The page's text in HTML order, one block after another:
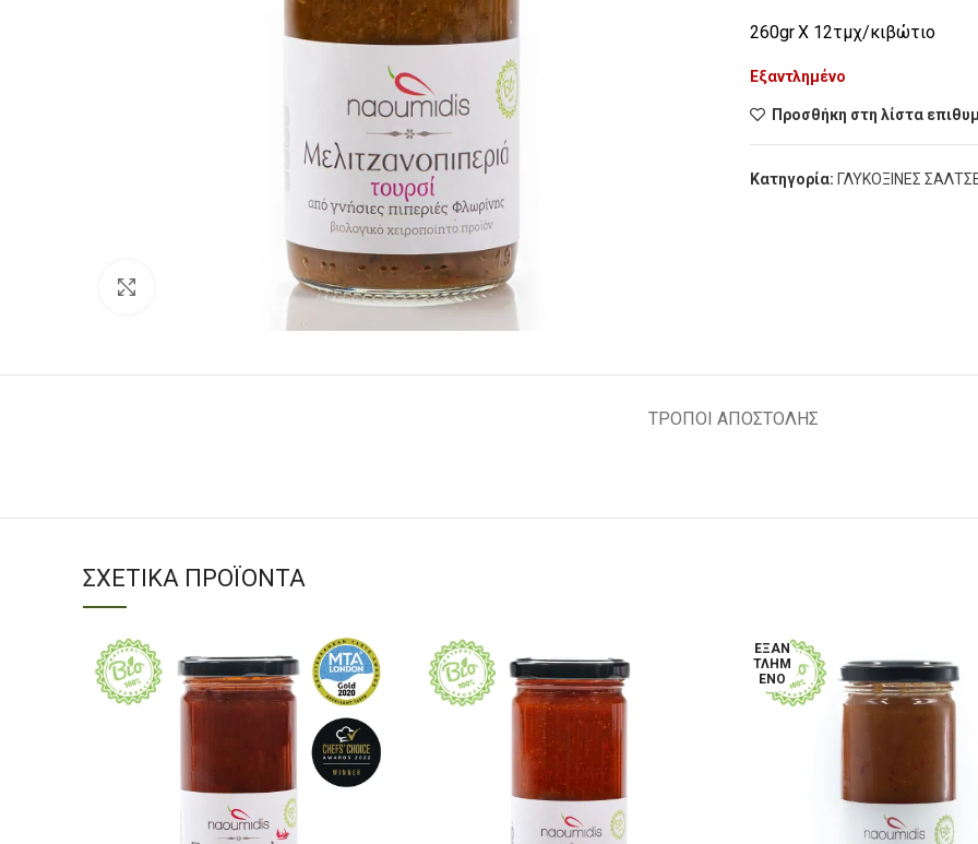
260grX 12τμχ/κιβώτιο
Εξαντλημένο
Προσθήκη στη λίστα
Κατηγορία: ΓΛΥΚΟΞΙΝΕΣ
ΤΡΌΠΟΙ ΑΠΟΣΤΟΛΉΣ
ΣΧΕΤΙΚΆ ΠΡΟΪΌΝΤΑ
ΕΞΑΝ
ΤΛΗΜ
ΈΝΟ